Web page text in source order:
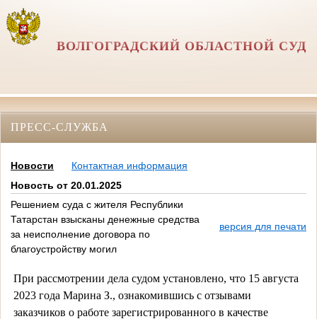
ВОЛГОГРАДСКИЙ ОБЛАСТНОЙ СУД
ПРЕСС-СЛУЖБА
Новости
Контактная информация
Новость от 20.01.2025
Решением суда с жителя Республики
Татарстан взысканы денежные средства
за неисполнение договора по
благоустройству могил
версия для печати
При рассмотрении дела судом установлено, что 15 августа
2023 года Марина З., ознакомившись с отзывами
заказчиков о работе зарегистрированного в качестве